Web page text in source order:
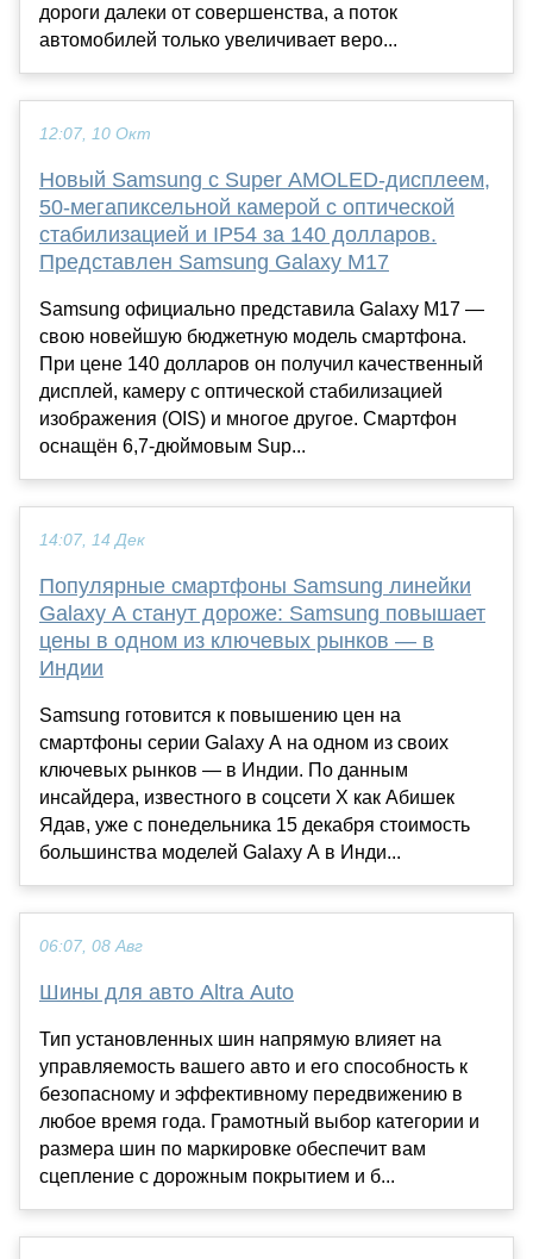
дороги далеки от совершенства, а поток
автомобилей только увеличивает веро...
12:07, 10 Окт
Новый Samsung с Super AMOLED-дисплеем,
50-мегапиксельной камерой с оптической
стабилизацией и IP54 за 140 долларов.
Представлен Samsung Galaxy M17
Samsung официально представила Galaxy M17 —
свою новейшую бюджетную модель смартфона.
При цене 140 долларов он получил качественный
дисплей, камеру с оптической стабилизацией
изображения (OIS) и многое другое. Смартфон
оснащён 6,7-дюймовым Sup...
14:07, 14 Дек
Популярные смартфоны Samsung линейки
Galaxy A станут дороже: Samsung повышает
цены в одном из ключевых рынков — в
Индии
Samsung готовится к повышению цен на
смартфоны серии Galaxy A на одном из своих
ключевых рынков — в Индии. По данным
инсайдера, известного в соцсети X как Абишек
Ядав, уже с понедельника 15 декабря стоимость
большинства моделей Galaxy A в Инди...
06:07, 08 Авг
Шины для авто Altra Auto
Тип установленных шин напрямую влияет на
управляемость вашего авто и его способность к
безопасному и эффективному передвижению в
любое время года. Грамотный выбор категории и
размера шин по маркировке обеспечит вам
сцепление с дорожным покрытием и б...